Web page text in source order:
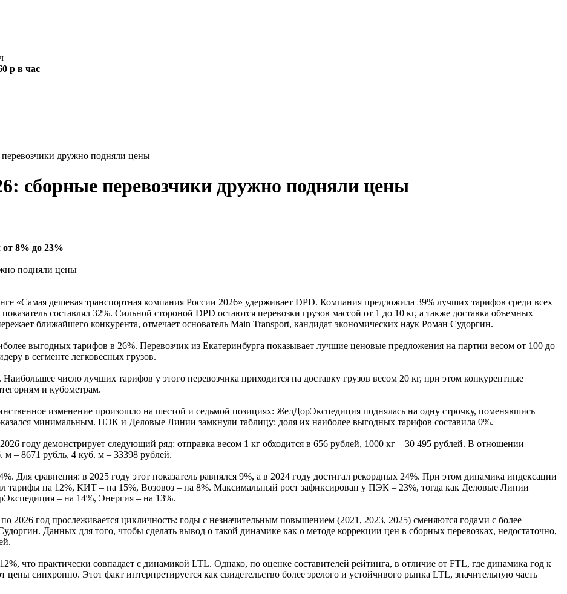
р в час
дружно подняли цены
сборные перевозчики дружно подняли цены
от 8% до 23%
«Самая дешевая транспортная компания России 2026» удерживает DPD. Компания предложила 39% лучших тарифов среди всех
составлял 32%. Сильной стороной DPD остаются перевозки грузов массой от 1 до 10 кг, а также доставка объемных
ближайшего конкурента, отмечает основатель Main Transport, кандидат экономических наук Роман Судоргин.
выгодных тарифов в 26%. Перевозчик из Екатеринбурга показывает лучшие ценовые предложения на партии весом от 100 до
в сегменте легковесных грузов.
Наибольшее число лучших тарифов у этого перевозчика приходится на доставку грузов весом 20 кг, при этом конкурентные
и кубометрам.
изменение произошло на шестой и седьмой позициях: ЖелДорЭкспедиция поднялась на одну строчку, поменявшись
минимальным. ПЭК и Деловые Линии замкнули таблицу: доля их наиболее выгодных тарифов составила 0%.
году демонстрирует следующий ряд: отправка весом 1 кг обходится в 656 рублей, 1000 кг – 30 495 рублей. В отношении
м – 8671 рубль, 4 куб. м – 33398 рублей.
Для сравнения: в 2025 году этот показатель равнялся 9%, а в 2024 году достигал рекордных 24%. При этом динамика индексации
тарифы на 12%, КИТ – на 15%, Возовоз – на 8%. Максимальный рост зафиксирован у ПЭК – 23%, тогда как Деловые Линии
– на 14%, Энергия – на 13%.
2026 год прослеживается цикличность: годы с незначительным повышением (2021, 2023, 2025) сменяются годами с более
Данных для того, чтобы сделать вывод о такой динамике как о методе коррекции цен в сборных перевозках, недостаточно,
что практически совпадает с динамикой LTL. Однако, по оценке составителей рейтинга, в отличие от FTL, где динамика год к
синхронно. Этот факт интерпретируется как свидетельство более зрелого и устойчивого рынка LTL, значительную часть